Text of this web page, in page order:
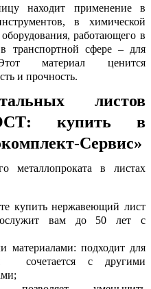
находит применение в
в химической
работающего в
транспортной сфере – для
материал ценится
и прочность.
льных листов
купить в
Сервис»
металлопроката в листах
купить нержавеющий лист
вам до 50 лет с
материалами: подходит для
сочетается с другими